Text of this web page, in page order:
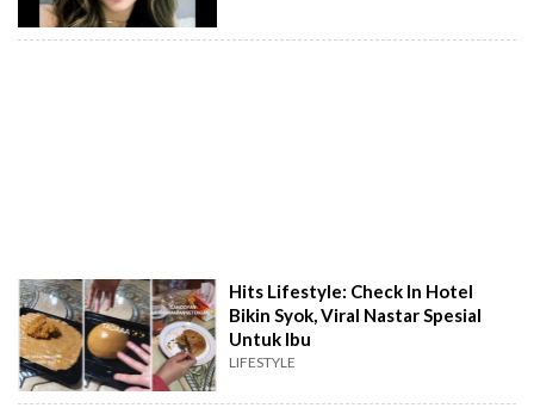
Hits Lifestyle: Check In Hotel
Bikin Syok, Viral Nastar Spesial
Untuk Ibu
LIFESTYLE